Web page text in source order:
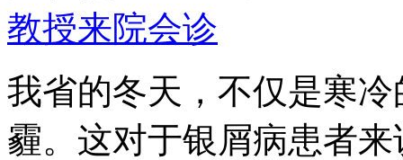
教授来院会诊
我省的冬天，不仅是寒
霾。这对于银屑病患者